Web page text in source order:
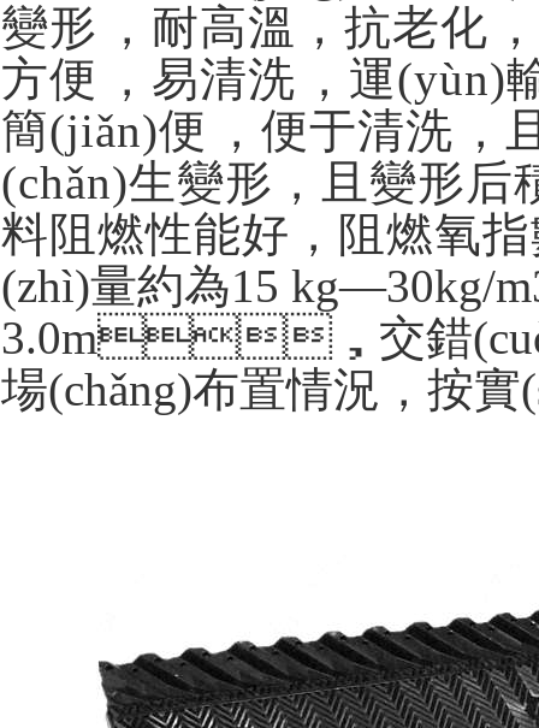
變形，耐高溫，抗老化
方便，易清洗，
簡(jiǎn)便，便于清洗
(chǎn)生變形，且變形后
料阻燃性能好，阻燃氧
(zhì)量約為15
3.0m，交錯(cuò)布
場(chǎng)布置情況， 按實